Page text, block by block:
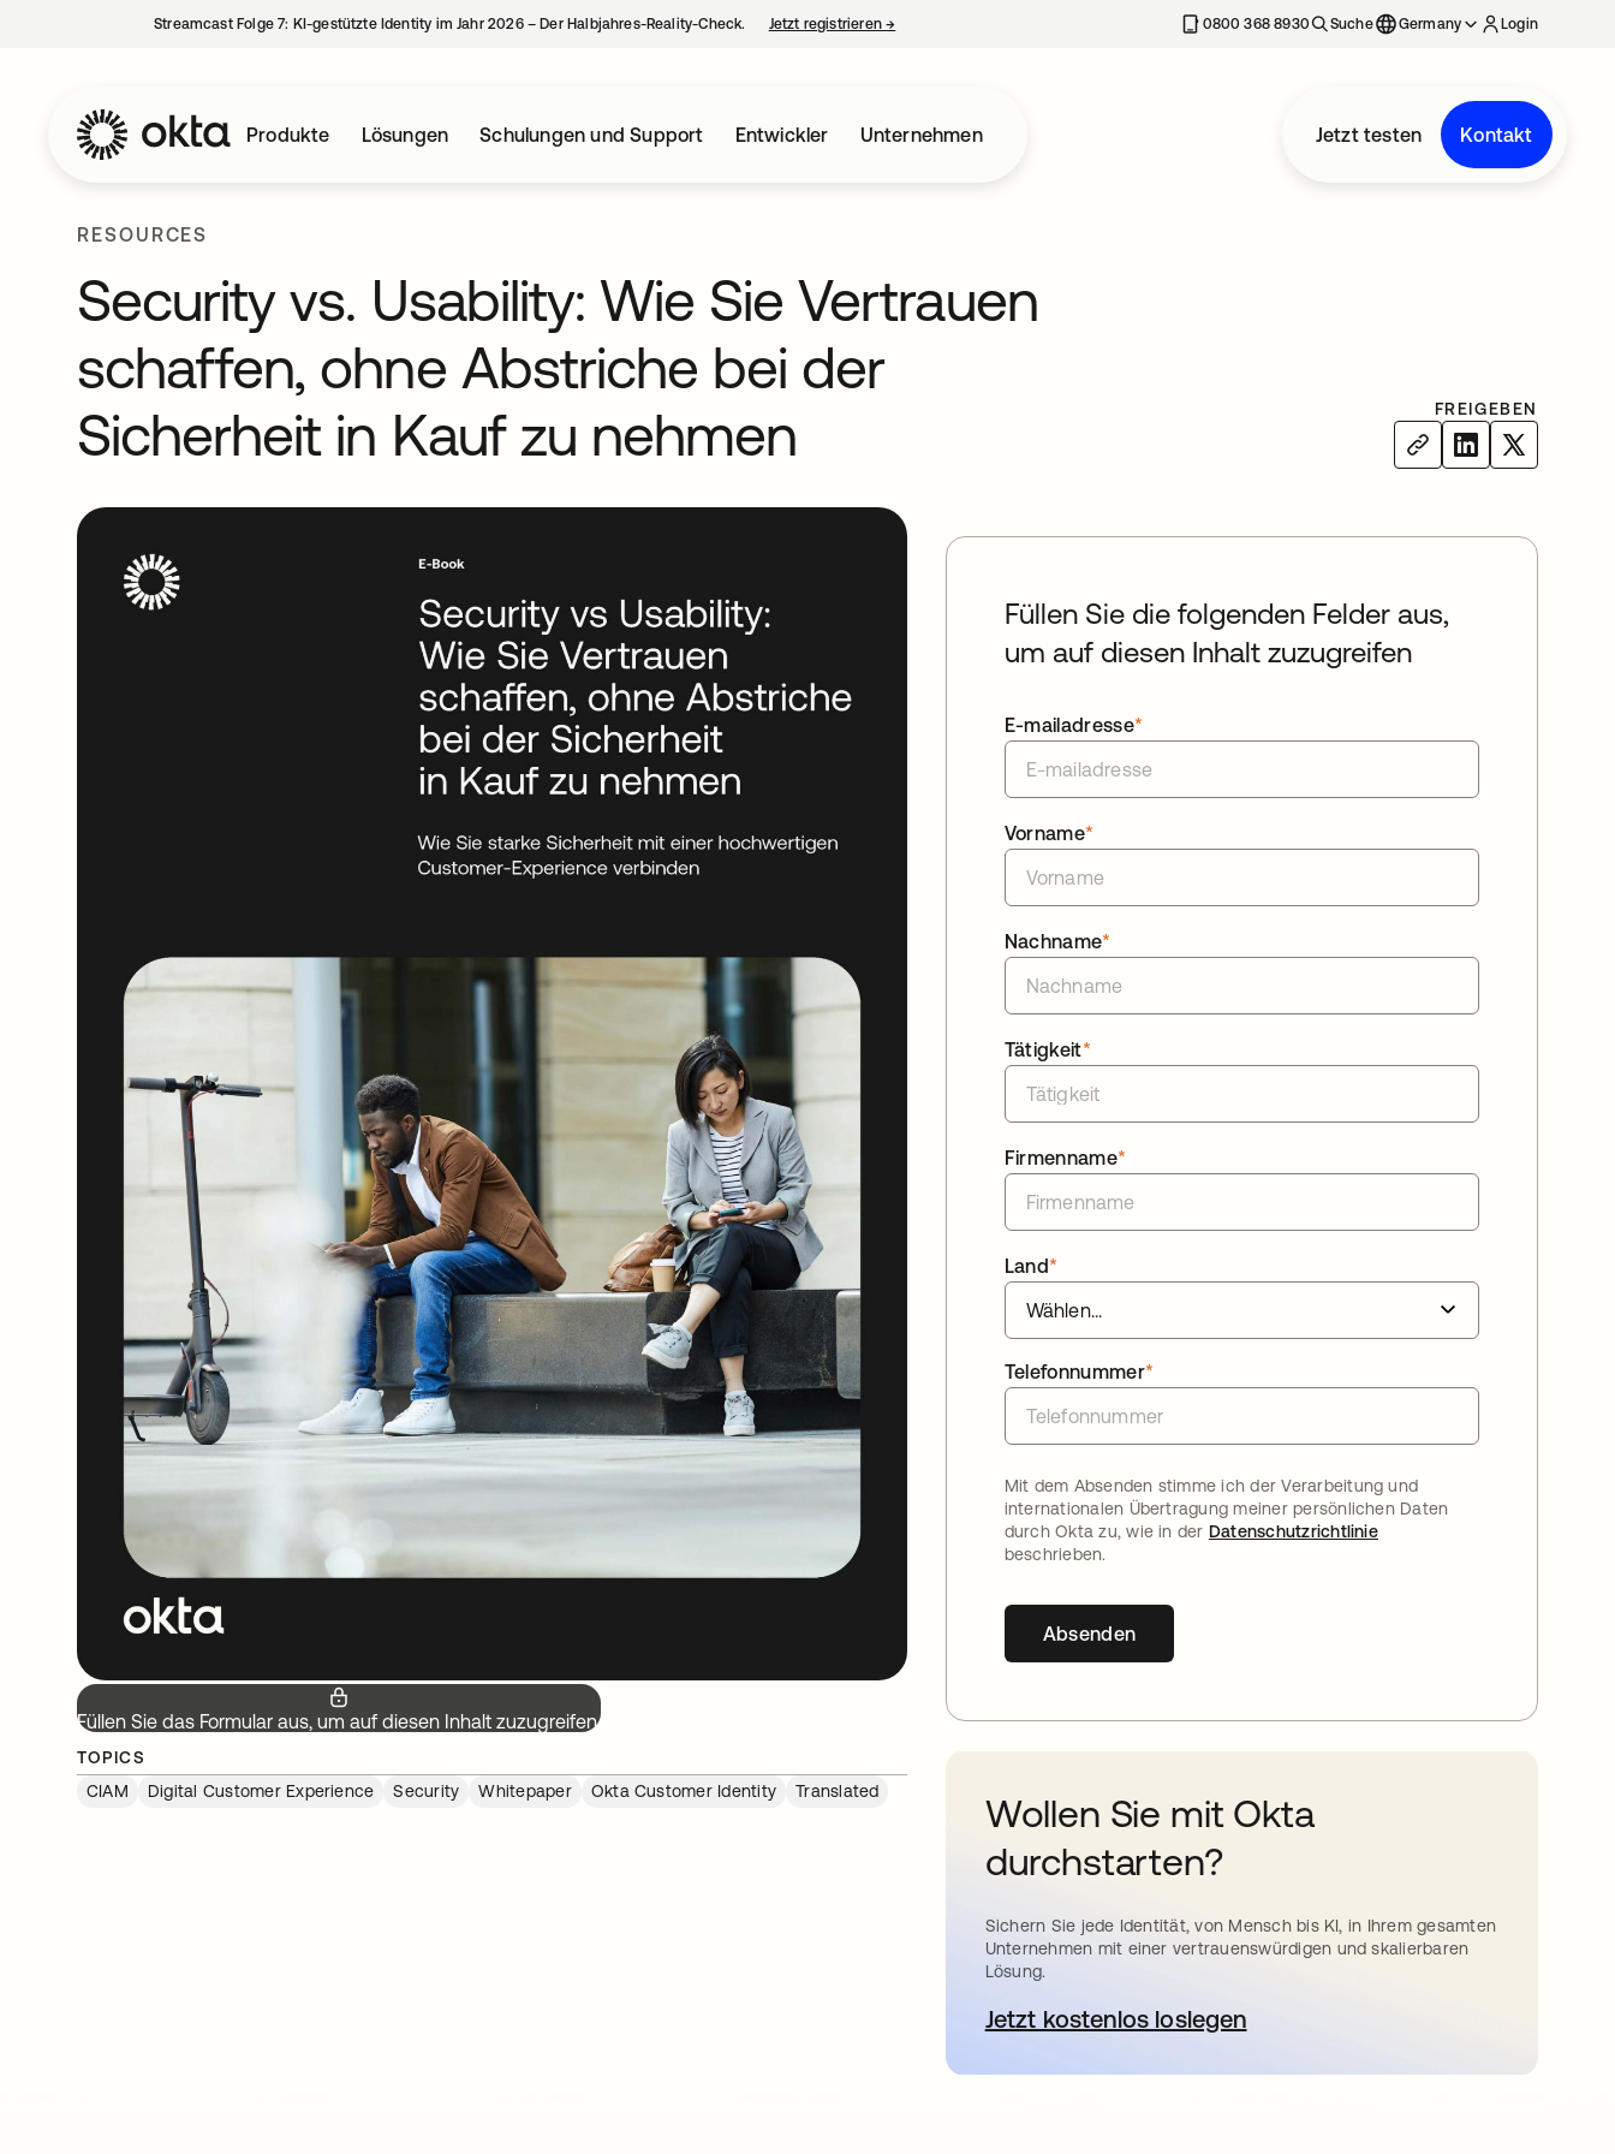
Streamcast Folge 7: KI-gestützte Identity im Jahr 2026 – Der Halbjahres-Reality-Check. Jetzt registrieren→ 0800 368 8930 Suche Germany Login
Produkte Lösungen Schulungen und Support Entwickler Unternehmen Jetzt testen Kontakt
RESOURCES
Security vs. Usability: Wie Sie Vertrauen
schaffen, ohne Abstriche bei der
Sicherheit in Kauf zu nehmen
FREIGEBEN
Füllen Sie das Formular aus, um auf diesen Inhalt zuzugreifen.
TOPICS
CIAM
Digital Customer Experience Security Whitepaper Okta Customer Identity Translated
Füllen Sie die folgenden Felder aus,
um auf diesen Inhalt zuzugreifen
*
E-mailadresse
*
Vorname
*
Nachname
*
Tätigkeit
*
Firmenname
*
Land
*
Telefonnummer
Mit dem Absenden stimme ich der Verarbeitung und
internationalen Übertragung meiner persönlichen Daten
durch Okta zu, wie in der Datenschutzrichtlinie
beschrieben.
Absenden
Wollen Sie mit Okta
durchstarten?
Sichern Sie jede Identität, von Mensch bis KI, in Ihrem gesamten
Unternehmen mit einer vertrauenswürdigen und skalierbaren
Lösung.
Jetzt kostenlos loslegenwird in einer neuen Registerkarte geöffnet